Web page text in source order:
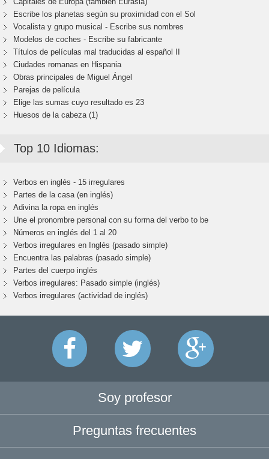
Escribe los planetas según su proximidad con el Sol
Vocalista y grupo musical - Escribe sus nombres
Modelos de coches - Escribe su fabricante
Títulos de películas mal traducidas al español II
Ciudades romanas en Hispania
Obras principales de Miguel Ángel
Parejas de película
Elige las sumas cuyo resultado es 23
Huesos de la cabeza (1)
Top 10 Idiomas:
Verbos en inglés - 15 irregulares
Partes de la casa (en inglés)
Adivina la ropa en inglés
Une el pronombre personal con su forma del verbo to be
Números en inglés del 1 al 20
Verbos irregulares en Inglés (pasado simple)
Encuentra las palabras (pasado simple)
Partes del cuerpo inglés
Verbos irregulares: Pasado simple (inglés)
Verbos irregulares (actividad de inglés)
Soy profesor
Preguntas frecuentes